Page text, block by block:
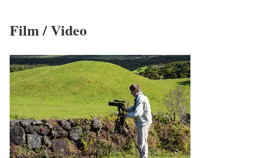
Film / Video